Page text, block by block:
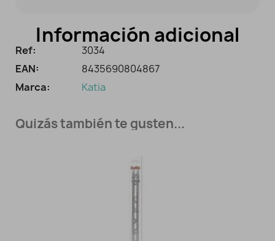
Información adicional
Ref:
3034
EAN:
8435690804867
Marca:
Katia
Quizás también te gusten...